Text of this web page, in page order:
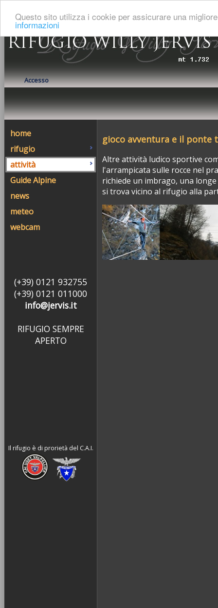
Questo sito utilizza i cookie per assicurare una
informazioni
Accesso
home
rifugio
attività
Guide Alpine
news
meteo
webcam
(+39) 0121 932755
(+39) 0121 011000
info@jervis.it
RIFUGIO SEMPRE
APERTO
Il rifugio è di prorietà del C.A.I.
gioco avventura e il ponte
Altre attività ludico sportive
l'arrampicata sulle rocce nel
richiede un imbrago, una
si trova vicino al rifugio alla